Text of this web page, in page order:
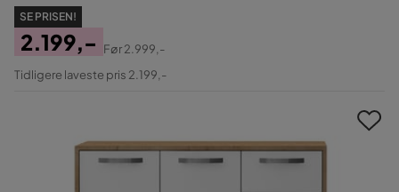
SE PRISEN!
Pris
2.199,-
Original
Før2.999,-
Tidligere laveste pris 2.199,-